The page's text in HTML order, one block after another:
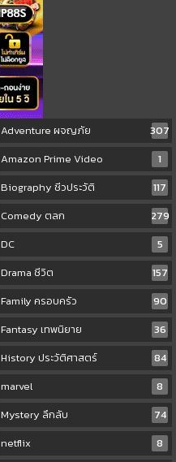
Adventure ผจญภัย
307
Amazon Prime Video
1
Biography ชีวประวัติ
117
Comedy ตลก
279
DC
5
Drama ชีวิต
157
Family ครอบครัว
90
Fantasy เทพนิยาย
36
History ประวัติศาสตร์
84
marvel
8
Mystery ลึกลับ
74
netflix
8